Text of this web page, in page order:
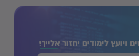
ויועץ לימודים יחזוראלייך!